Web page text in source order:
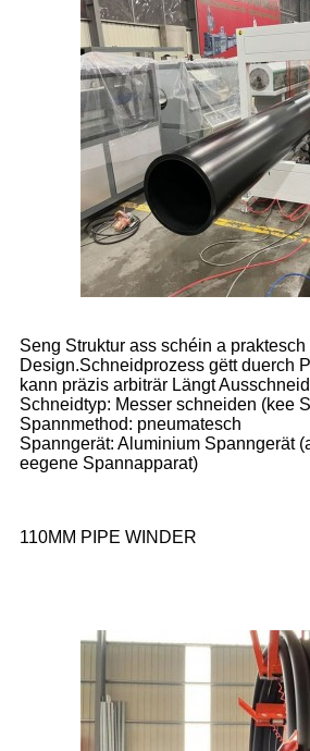
Seng Struktur ass schéin a
Design.Schneidprozess gëtt duerch
kann präzis arbiträr Längt
Schneidtyp: Messer schneiden (kee
Spannmethod: pneumatesch
Spanngerät: Aluminium Spanngerät
eegene Spannapparat)
110MM PIPE WINDER